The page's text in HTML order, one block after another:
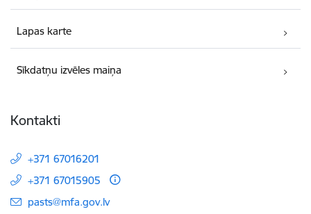
Lapas karte
Sīkdatņu izvēles maiņa
Kontakti
+371 67016201
+371 67015905
E-pasts:
pasts@mfa.gov.lv